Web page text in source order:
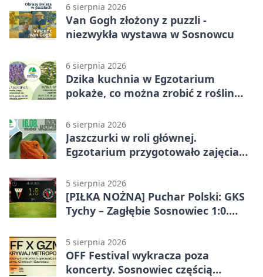
6 sierpnia 2026
Van Gogh złożony z puzzli -
niezwykła wystawa w Sosnowcu
6 sierpnia 2026
Dzika kuchnia w Egzotarium
pokaże, co można zrobić z roślin
6 sierpnia 2026
Jaszczurki w roli głównej.
Egzotarium przygotowało zajęcia
5 sierpnia 2026
[PIŁKA NOŻNA] Puchar Polski: GKS
Tychy – Zagłębie Sosnowiec 1:0.
przed przerwą
5 sierpnia 2026
OFF Festival wykracza poza
koncerty. Sosnowiec częścią